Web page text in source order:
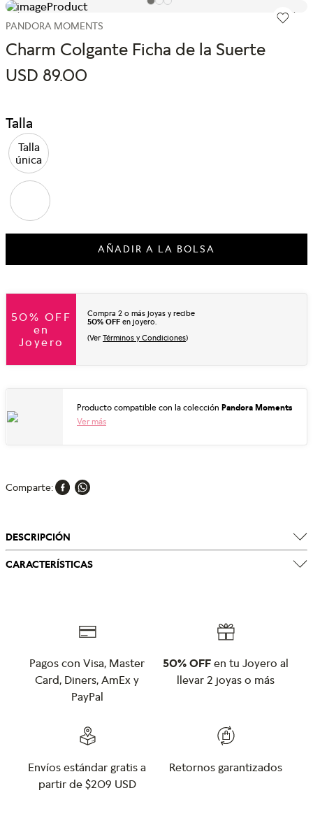
PANDORA MOMENTS
Charm Colgante Ficha de la Suerte
USD 89.00
Talla
Talla
única
AÑADIR A LA BOLSA
50% OFF
en
Joyero
Compra 2 o más joyas y recibe
50% OFF en joyero.
(Ver Términos y Condiciones)
Producto compatible con la colección Pandora Moments
Ver más
Comparte
DESCRIPCIÓN
CARACTERÍSTICAS
Pagos con Visa, Master
Card, Diners, AmEx y
PayPal
50% OFF en tu Joyero al
llevar 2 joyas o más
Envíos estándar gratis a
partir de $209 USD
Retornos garantizados